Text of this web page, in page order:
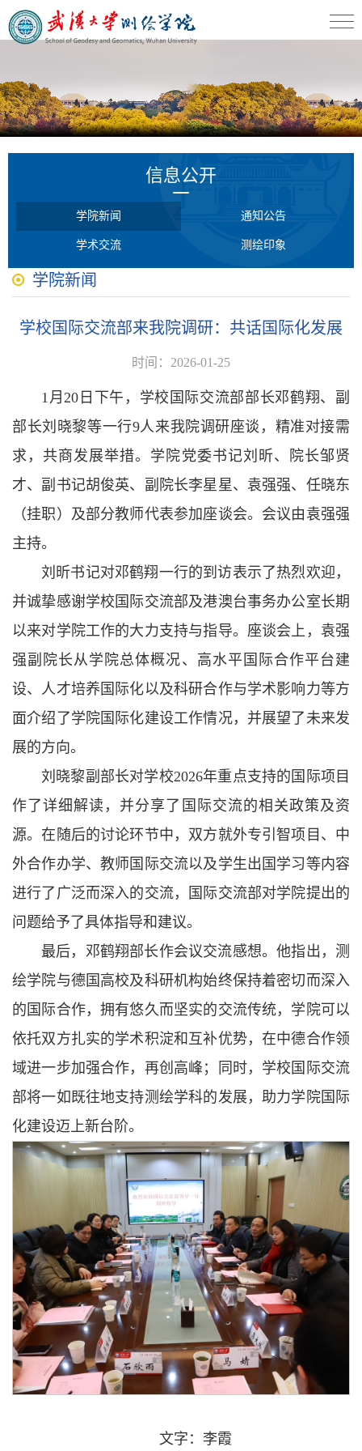
信息公开
学院新闻 通知公告
学术交流 测绘印象
学院新闻
学校国际交流部来我院调研：共话国际化发展
时间：2026-01-25
1月20日下午，学校国际交流部部长邓鹤翔、副
部长刘晓黎等一行9人来我院调研座谈，精准对接需
求，共商发展举措。学院党委书记刘昕、院长邹贤
才、副书记胡俊英、副院长李星星、袁强强、任晓东
（挂职）及部分教师代表参加座谈会。会议由袁强强
主持。
刘昕书记对邓鹤翔一行的到访表示了热烈欢迎，
并诚挚感谢学校国际交流部及港澳台事务办公室长期
以来对学院工作的大力支持与指导。座谈会上，袁强
强副院长从学院总体概况、高水平国际合作平台建
设、人才培养国际化以及科研合作与学术影响力等方
面介绍了学院国际化建设工作情况，并展望了未来发
展的方向。
刘晓黎副部长对学校2026年重点支持的国际项目
作了详细解读，并分享了国际交流的相关政策及资
源。在随后的讨论环节中，双方就外专引智项目、中
外合作办学、教师国际交流以及学生出国学习等内容
进行了广泛而深入的交流，国际交流部对学院提出的
问题给予了具体指导和建议。
最后，邓鹤翔部长作会议交流感想。他指出，测
绘学院与德国高校及科研机构始终保持着密切而深入
的国际合作，拥有悠久而坚实的交流传统，学院可以
依托双方扎实的学术积淀和互补优势，在中德合作领
域进一步加强合作，再创高峰；同时，学校国际交流
部将一如既往地支持测绘学科的发展，助力学院国际
化建设迈上新台阶。
文字：李霞